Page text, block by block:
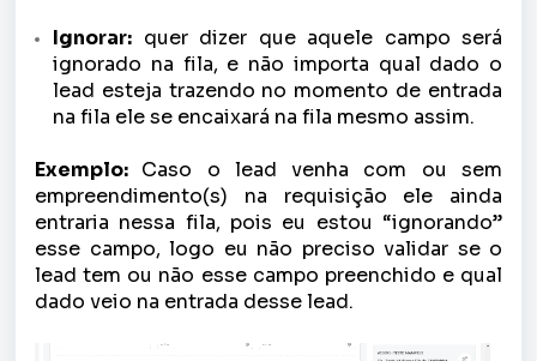
Ignorar: quer dizer que aquele campo será
ignorado na fila, e não importa qual dado o
lead esteja trazendo no momento de entrada
na fila ele se encaixará na fila mesmo assim.
Exemplo: Caso o lead venha com ou sem
empreendimento(s) na requisição ele ainda
entraria nessa fila, pois eu estou “ignorando”
esse campo, logo eu não preciso validar se o
lead tem ou não esse campo preenchido e qual
dado veio na entrada desse lead.